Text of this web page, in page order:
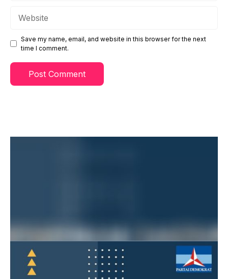
Save my name, email, and website in this browser for the next
time I comment.